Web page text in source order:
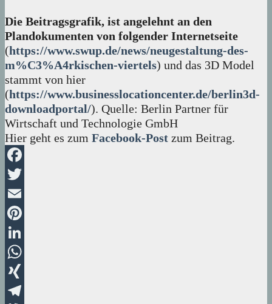
Die Beitragsgrafik, ist angelehnt an den
Plandokumenten von folgender Internetseite
(https://www.swup.de/news/neugestaltung-des-
m%C3%A4rkischen-viertels) und das 3D Model
stammt von hier
(https://www.businesslocationcenter.de/berlin3d-
downloadportal/). Quelle: Berlin Partner für
Wirtschaft und Technologie GmbH
Hier geht es zum Facebook-Post zum Beitrag.
Facebook
Twitter
Email
Pinterest
LinkedIn
WhatsApp
XING